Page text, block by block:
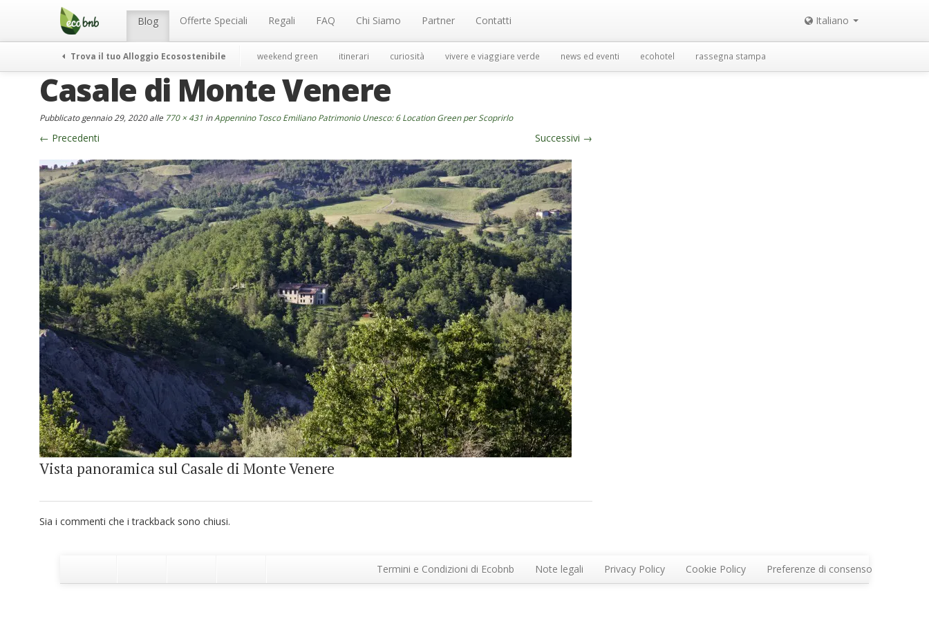
Menu Blog Offerte Speciali Regali FAQ Chi Siamo Partner Contatti Italiano
Trova il tuo Alloggio Ecosostenibile weekend green itinerari curiosità vivere e viaggiare verde news ed eventi ecohotel rassegna stampa
Casale di Monte Venere
Pubblicatogennaio 29, 2020alle 770 × 431 inAppennino Tosco Emiliano Patrimonio Unesco: 6 Location Green per Scoprirlo
← Precedenti Successivi →
Vista panoramica sul Casale di Monte Venere
Sia i commenti che i trackback sono chiusi.
Termini e Condizioni di Ecobnb Note legali Privacy Policy Cookie Policy Preferenze di consenso